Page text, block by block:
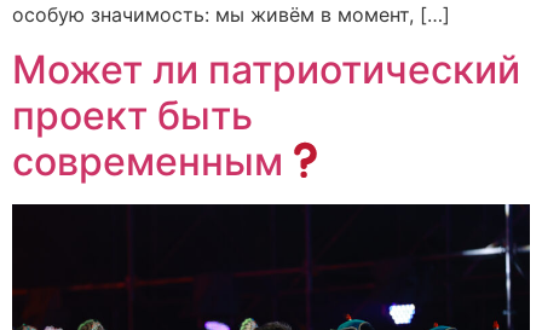
особую значимость: мы живём в момент, […]
Может ли патриотический
проект быть
современным